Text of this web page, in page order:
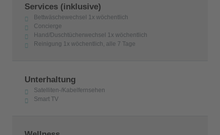
Services (inklusive)
Bettwäschewechsel 1x wöchentlich
Concierge
Hand/Duschtücherwechsel 1x wöchentlich
Reinigung 1x wöchentlich, alle 7 Tage
Unterhaltung
Satelliten-/Kabelfernsehen
Smart TV